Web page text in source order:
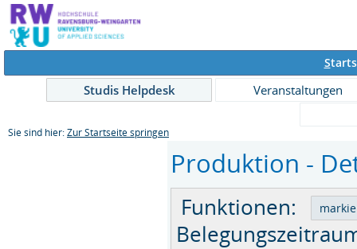
S
Studis Helpdesk
Veranstaltungen
Sie sind hier: Zur Startseite springen
Produktion -
Funktionen: